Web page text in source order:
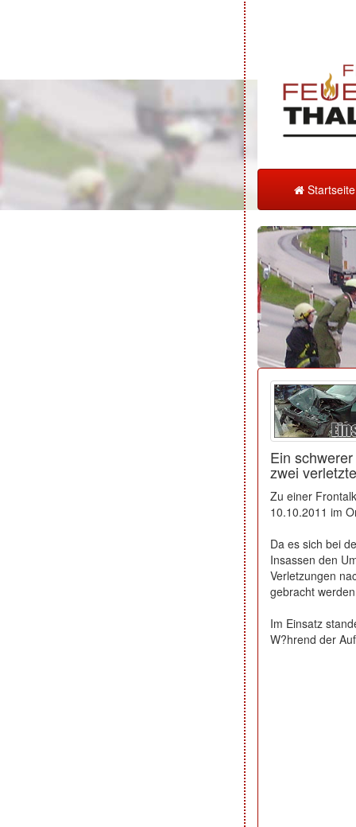
Ein
zwei
Zu einer
10.10.2011 im
Da es sich bei
Insassen den
Verletzungen
gebracht
Im Einsatz
W?hrend der